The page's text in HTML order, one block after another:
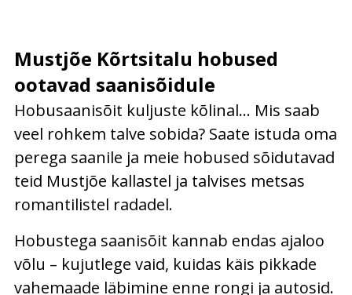
Mustjõe Kõrtsitalu hobused
ootavad saanisõidule
Hobusaanisõit kuljuste kõlinal… Mis saab
veel rohkem talve sobida? Saate istuda oma
perega saanile ja meie hobused sõidutavad
teid Mustjõe kallastel ja talvises metsas
romantilistel radadel.
Hobustega saanisõit kannab endas ajaloo
võlu – kujutlege vaid, kuidas käis pikkade
vahemaade läbimine enne rongi ja autosid.